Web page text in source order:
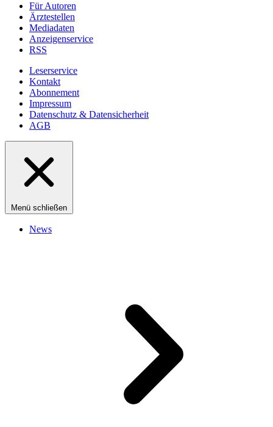
Für Autoren
Ärztestellen
Mediadaten
Anzeigenservice
RSS
Leserservice
Kontakt
Abonnement
Impressum
Datenschutz & Datensicherheit
AGB
Menü schließen
News